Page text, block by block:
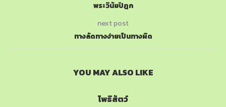
พระวินัยปิฎก
next post
ทางลัดทางง่ายเป็นทางผิด
YOU MAY ALSO LIKE
โพธิสัตว์